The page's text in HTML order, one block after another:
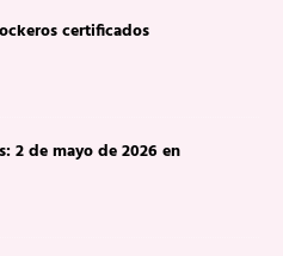
certificados
2 de mayo de 2026 en